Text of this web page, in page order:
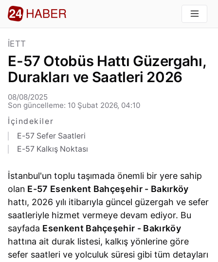
İETT
E-57 Otobüs Hattı Güzergahı,
Durakları ve Saatleri 2026
08/08/2025
Son güncelleme: 10 Şubat 2026, 04:10
İçindekiler
E-57 Sefer Saatleri
E-57 Kalkış Noktası
İstanbul'un toplu taşımada önemli bir yere sahip
olan E-57 Esenkent Bahçeşehir - Bakırköy
hattı, 2026 yılı itibarıyla güncel güzergah ve sefer
saatleriyle hizmet vermeye devam ediyor. Bu
sayfada Esenkent Bahçeşehir - Bakırköy
hattına ait durak listesi, kalkış yönlerine göre
sefer saatleri ve yolculuk süresi gibi tüm detayları